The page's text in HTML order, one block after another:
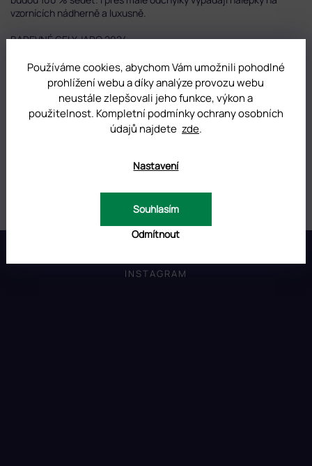
Používáme cookies, abychom Vám umožnili pohodlné
prohlížení webu a díky analýze provozu webu
neustále zlepšovali jeho funkce, výkon a
použitelnost. Kompletní podmínky ochrany osobních
údajů najdete zde.
Nastavení
Odmítnout
Souhlasím
vzornících nádherně a luxusně.
BAREVNÉ GELY JARO 2024
Balení obsahuje nálepky:633, CH568, CH569, CH570, CH571
Počet kusů v balení: 5ks nálepek
DOPLŇKOVÉ PARAMETRY
p
INSTAGRAM